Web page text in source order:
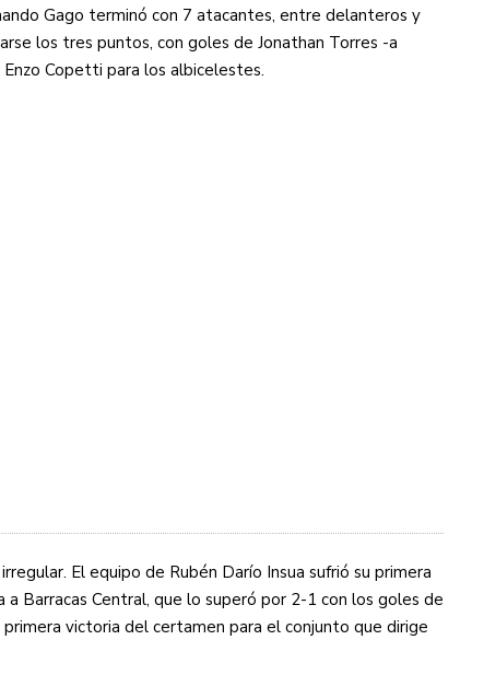
Gago terminó con 7 atacantes, entre delanteros y
los tres puntos, con goles de Jonathan Torres -a
Copetti para los albicelestes.
El equipo de Rubén Darío Insua sufrió su primera
Barracas Central, que lo superó por 2-1 con los goles de
victoria del certamen para el conjunto que dirige